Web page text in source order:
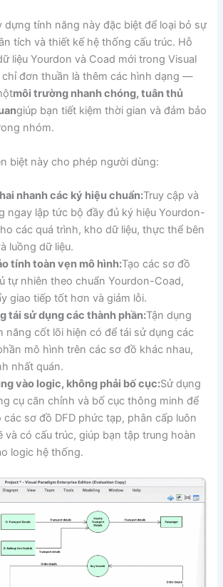
dựng tính năng này đặc biệt để loại bỏ sự
tích và thiết kế hệ thống cấu trúc. Hỗ
liệu Yourdon và Coad mới trong Visual
chỉ đơn thuần là thêm các hình dạng —
môi trường nhanh chóng, tuân thủ
giúp bạn tiết kiệm thời gian và đảm bảo
nhóm.
biệt này cho phép người dùng:
nhanh các ký hiệu chuẩn:Truy cập và
ngay lập tức bộ đầy đủ ký hiệu Yourdon-
các quá trình, kho dữ liệu, thực thể bên
luồng dữ liệu.
tính toàn vẹn mô hình:Tạo các sơ đồ
tự nhiên theo chuẩn Yourdon-Coad,
giao tiếp tốt hơn và giảm lỗi.
tái sử dụng các thành phần:Tận dụng
năng cốt lõi hiện có để tái sử dụng các
mô hình trên các sơ đồ khác nhau,
nhất quán.
vào logic, không phải bố cục:Sử dụng
cụ căn chỉnh và bố cục thông minh để
các sơ đồ DFD phức tạp, phân cấp luôn
và có cấu trúc, giúp bạn tập trung hoàn
logic hệ thống.